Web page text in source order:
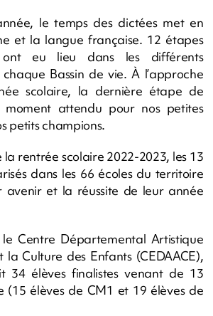
le temps des dictées met en
et la langue française. 12 étapes
eu lieu dans les différents
Bassin de vie. À l’approche
scolaire, la dernière étape de
moment attendu pour nos petites
petits champions.
rentrée scolaire 2022-2023, les 13
dans les 66 écoles du territoire
et la réussite de leur année
Centre Départemental Artistique
la Culture des Enfants (CEDAACE),
34 élèves finalistes venant de 13
(15 élèves de CM1 et 19 élèves de